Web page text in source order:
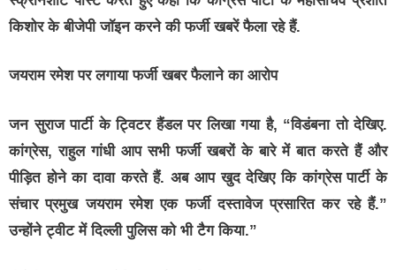
किशोर के बीजेपी जॉइन करने की फर्जी खबरें फैला रहे हैं.
जयराम रमेश पर लगाया फर्जी खबर फैलाने का आरोप
जन सुराज पार्टी के ट्विटर हैंडल पर लिखा गया है, “विडंबना तो देखिए.
कांग्रेस, राहुल गांधी आप सभी फर्जी खबरों के बारे में बात करते हैं और
पीड़ित होने का दावा करते हैं. अब आप खुद देखिए कि कांग्रेस पार्टी के
संचार प्रमुख जयराम रमेश एक फर्जी दस्तावेज प्रसारित कर रहे हैं.”
उन्होंने ट्वीट में दिल्ली पुलिस को भी टैग किया.”